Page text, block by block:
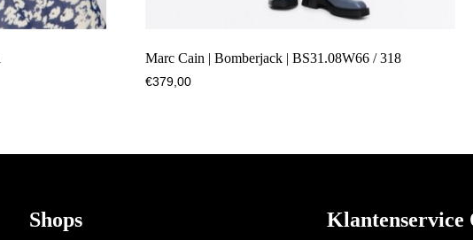
Marc Cain | Bomberjack | BS31.08W66 / 318
€379,00
Shops Klantenservice